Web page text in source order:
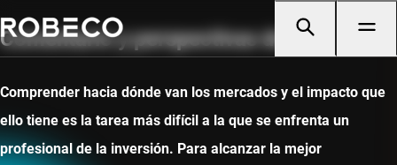
Comentario y perspectivas de mercado
Comprender hacia dónde van los mercados y el impacto que
ello tiene es la tarea más difícil a la que se enfrenta un
profesional de la inversión. Para alcanzar la mejor